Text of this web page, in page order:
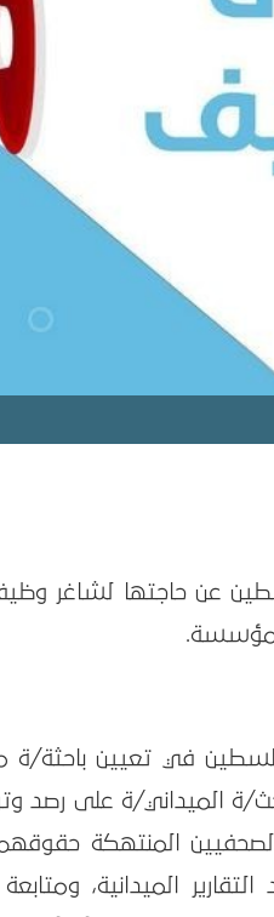
عن حاجتها لشاغر
في تعيين باحثة/ة
الميداني/ة على رصد
الصحفيين المنتهكة
التقارير الميدانية،